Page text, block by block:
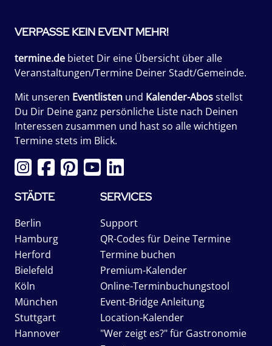
VERPASSE KEIN EVENT MEHR!
termine.de bietet Dir eine Übersicht über alle
Veranstaltungen/Termine Deiner Stadt/Gemeinde.
Mit unseren Eventlisten und Kalender-Abosstellst
Du Dir Deine ganz persönliche Liste nach Deinen
Interessen zusammen und hast so alle wichtigen
Termine stets im Blick.
STÄDTE
Berlin
Hamburg
Herford
Bielefeld
Köln
München
Stuttgart
Hannover
SERVICES
Support
QR-Codes für Deine Termine
Termine buchen
Premium-Kalender
Online-Terminbuchungstool
Event-Bridge Anleitung
Location-Kalender
"Wer zeigt es?" für Gastronomie